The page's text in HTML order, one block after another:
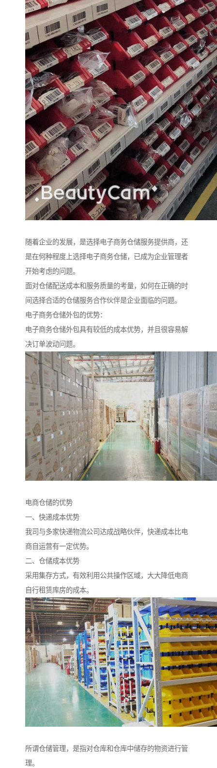
随着企业的发展，是选择电子商务仓储服务提供商，还
是在何种程度上选择电子商务仓储，已成为企业管理者
开始考虑的问题。
面对仓储配送成本和服务质量的考量，如何在正确的时
间选择合适的仓储服务合作伙伴是企业面临的问题。
电子商务仓储外包的优势：
电子商务仓储外包具有较低的成本优势，并且很容易解
决订单波动问题。
电商仓储的优势
一、快递成本优势
我司与多家快递物流公司达成战略伙伴，快递成本比电
商自运营有一定优势。
二、仓储成本优势
采用集存方式，有效利用公共操作区域，大大降低电商
自行租赁库房的成本。
所谓仓储管理，是指对仓库和仓库中储存的物资进行管
理。